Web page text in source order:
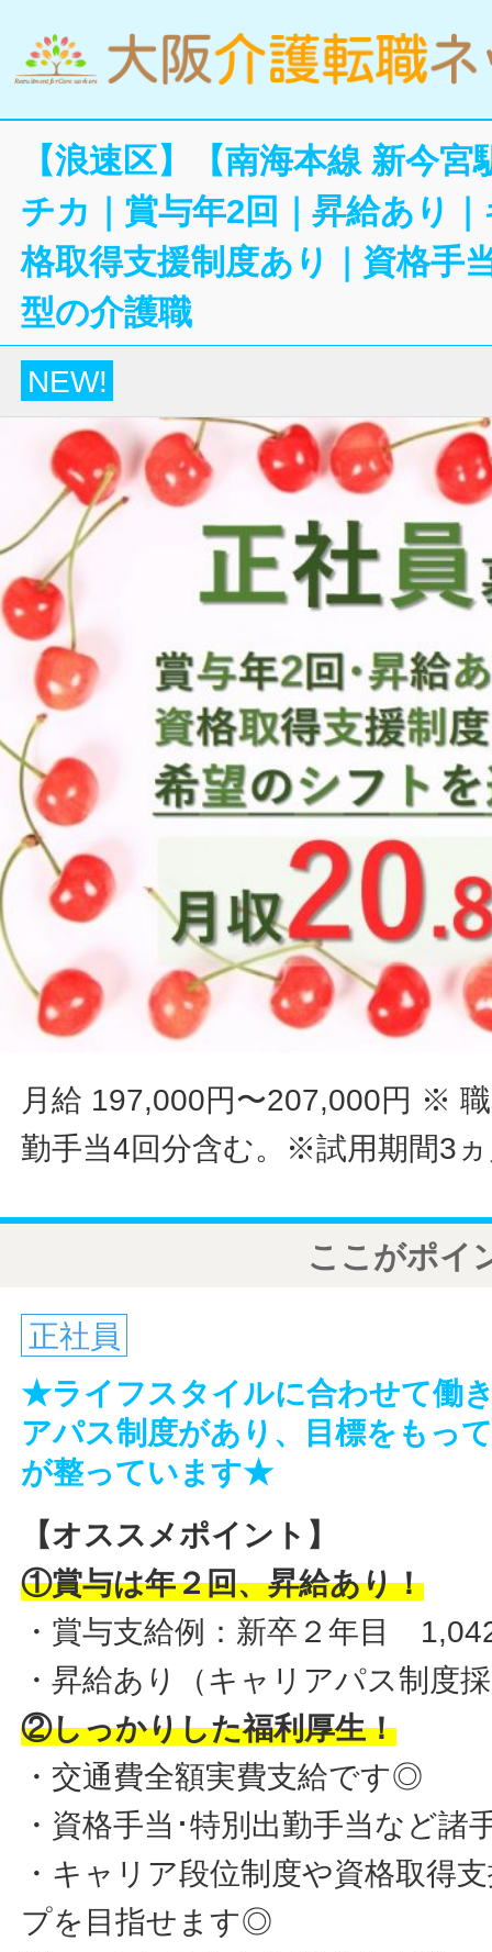
【浪速区】【南海本線 新今
チカ｜賞与年2回｜昇給あり
格取得支援制度あり｜資格手
型の介護職
NEW!
月給 197,000円〜207,000円 ※ 職
勤手当4回分含む。※試用期間3
ここがポイ
正社員
★ライフスタイルに合わせて働
アパス制度があり、目標をもっ
が整っています★
【オススメポイント】
①賞与は年２回、昇給あり！
・賞与支給例：新卒２年目
・昇給あり（キャリアパス制度
②しっかりした福利厚生！
・交通費全額実費支給です◎
・資格手当･特別出勤手当など諸
・キャリア段位制度や資格取得
プを目指せます◎